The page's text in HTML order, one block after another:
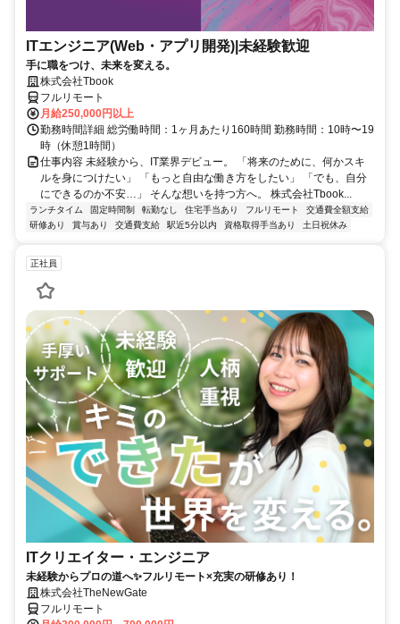
ITエンジニア(Web・アプリ開発)|未経験歓迎
手に職をつけ、未来を変える。
株式会社Tbook
フルリモート
月給250,000円以上
勤務時間詳細 総労働時間：1ヶ月あたり160時間 勤務時間：10時〜19
時（休憩1時間）
仕事内容 未経験から、IT業界デビュー。 「将来のために、何かスキ
ルを身につけたい」 「もっと自由な働き方をしたい」 「でも、自分
にできるのか不安…」 そんな想いを持つ方へ。 株式会社Tbook...
ランチタイム 固定時間制 転勤なし 住宅手当あり フルリモート
交通費全額支給
研修あり
賞与あり 交通費支給 駅近5分以内 資格取得手当あり 土日祝休み
正社員
ITクリエイター・エンジニア
未経験からプロの道へ✨フルリモート×充実の研修あり！
株式会社TheNewGate
フルリモート